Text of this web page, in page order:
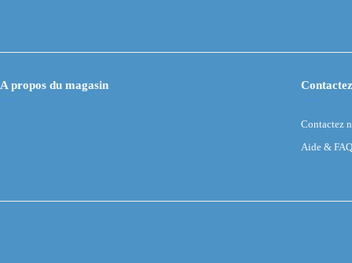
A propos du magasin
Contactez
Aide & FAQ